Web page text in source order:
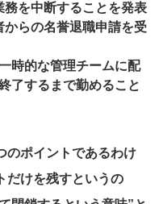
を中断することを発表
からの名誉退職申請を受
時的な管理チームに配
了するまで勤めること
のポイントであるわけ
だけを残すというの